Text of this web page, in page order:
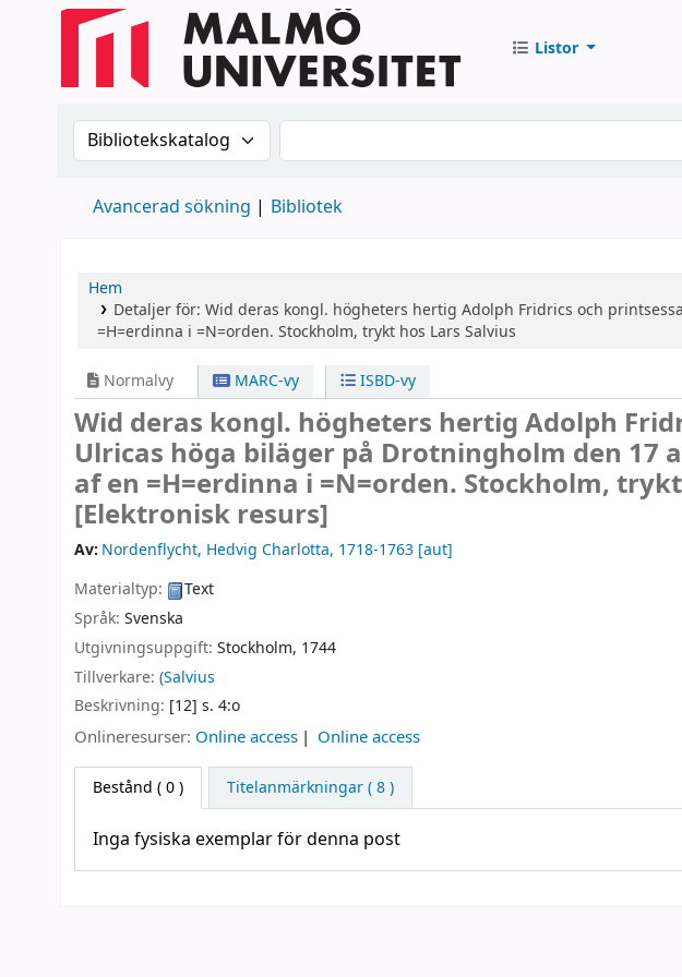
Listor
Sök i katalogen efter:Sök i katalogen
Avancerad sökning Bibliotek
Hem
Detaljer för: Wid deras kongl. högheters hertig Adolph Fridrics och
=H=erdinna i =N=orden. Stockholm, trykt hos Lars Salvius
Normalvy MARC-vy ISBD-vy
Wid deras kongl. högheters hertig Adolph
Ulricas höga biläger på Drotningholm den 17
af en =H=erdinna i =N=orden. Stockholm,
[Elektronisk resurs]
Av: Nordenflycht, Hedvig Charlotta, 1718-1763 [aut]
Materialtyp:
Text
Språk: Svenska
Utgivningsuppgift: Stockholm, 1744
Tillverkare: (Salvius
Beskrivning: [12] s. 4:o
Onlineresurser: Online access Online access
Bestånd ( 0 ) Titelanmärkningar ( 8 )
Inga fysiska exemplar för denna post